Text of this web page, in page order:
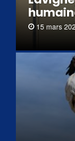
15 mars